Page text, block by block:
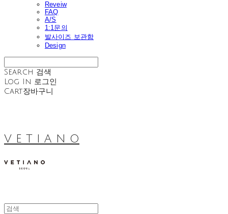
Reveiw
FAQ
A/S
1:1문의
발사이즈 보관함
Design
Search 검색
Log In 로그인
Cart장바구니
V E T I A N O